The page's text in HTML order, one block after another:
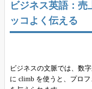
ビジネス英語：
ッコよく伝える
ビジネスの文脈では、数
に climb を使うと、プロ